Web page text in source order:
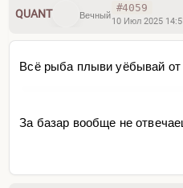
QUANT Вечный
#4059
10 Июл 2025
Всё рыба плыви уёбывай
За базар вообще не